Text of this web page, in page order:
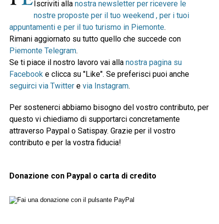
Iscriviti alla nostra newsletter per ricevere le
nostre proposte per il tuo weekend , per i tuoi
appuntamenti e per il tuo turismo in Piemonte.
Rimani aggiornato su tutto quello che succede con
Piemonte Telegram.
Se ti piace il nostro lavoro vai alla nostra pagina su
Facebook e clicca su "Like". Se preferisci puoi anche
seguirci via Twittere via Instagram.
Per sostenerci abbiamo bisogno del vostro contributo, per
questo vi chiediamo di supportarci concretamente
attraverso Paypal o Satispay. Grazie per il vostro
contributo e per la vostra fiducia!
Donazione con Paypal o carta di credito